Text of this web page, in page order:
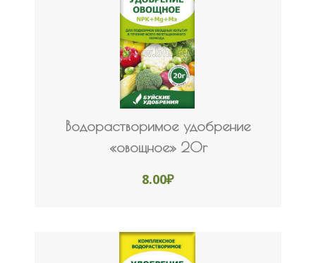
Водорастворимое удобрение
«овощное» 20r
8.00₽